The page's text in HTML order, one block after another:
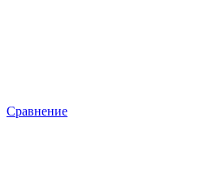
Сравнение